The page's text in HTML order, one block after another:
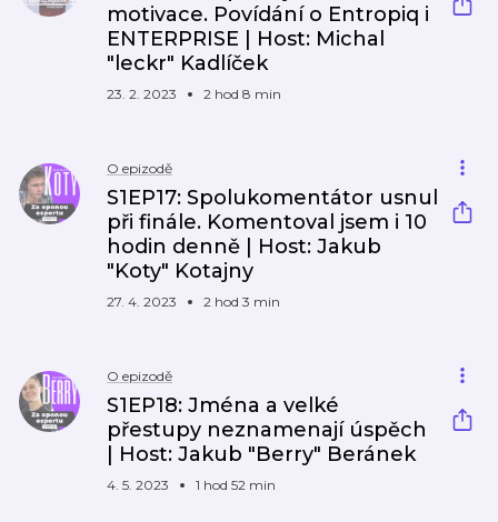
motivace. Povídání o Entropiq i
ENTERPRISE | Host: Michal
"leckr" Kadlíček
23. 2. 2023 2 hod 8 min
O epizodě
S1EP17: Spolukomentátor usnul
při finále. Komentoval jsem i 10
hodin denně | Host: Jakub
"Koty" Kotajny
27. 4. 2023 2 hod 3 min
O epizodě
S1EP18: Jména a velké
přestupy neznamenají úspěch
| Host: Jakub "Berry" Beránek
4. 5. 2023 1 hod 52 min